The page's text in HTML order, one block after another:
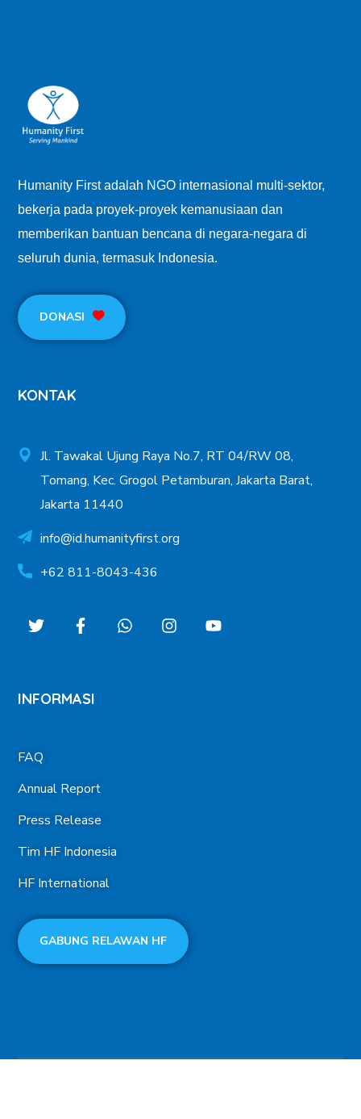
Humanity First adalah NGO internasional multi-sektor,
bekerja pada proyek-proyek kemanusiaan dan
memberikan bantuan bencana di negara-negara di
seluruh dunia, termasuk Indonesia.
DONASI
KONTAK
Jl. Tawakal Ujung Raya No.7, RT 04/RW 08,
Tomang, Kec. Grogol Petamburan, Jakarta Barat,
Jakarta 11440
info@id.humanityfirst.org
+62 811-8043-436
INFORMASI
FAQ
Annual Report
Press Release
Tim HF Indonesia
HF International
GABUNG RELAWAN HF